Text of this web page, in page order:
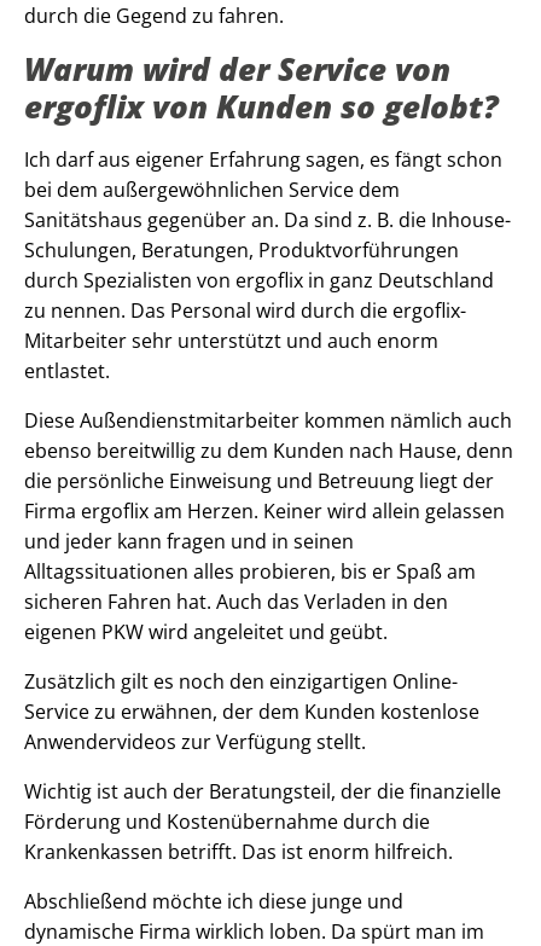
durch die Gegend zu fahren.
Warum wird der Service von
ergoflix von Kunden so gelobt?
Ich darf aus eigener Erfahrung sagen, es fängt schon
bei dem außergewöhnlichen Service dem
Sanitätshaus gegenüber an. Da sind z. B. die Inhouse-
Schulungen, Beratungen, Produktvorführungen
durch Spezialisten von ergoflix in ganz Deutschland
zu nennen. Das Personal wird durch die ergoflix-
Mitarbeiter sehr unterstützt und auch enorm
entlastet.
Diese Außendienstmitarbeiter kommen nämlich auch
ebenso bereitwillig zu dem Kunden nach Hause, denn
die persönliche Einweisung und Betreuung liegt der
Firma ergoflix am Herzen. Keiner wird allein gelassen
und jeder kann fragen und in seinen
Alltagssituationen alles probieren, bis er Spaß am
sicheren Fahren hat. Auch das Verladen in den
eigenen PKW wird angeleitet und geübt.
Zusätzlich gilt es noch den einzigartigen Online-
Service zu erwähnen, der dem Kunden kostenlose
Anwendervideos zur Verfügung stellt.
Wichtig ist auch der Beratungsteil, der die finanzielle
Förderung und Kostenübernahme durch die
Krankenkassen betrifft. Das ist enorm hilfreich.
Abschließend möchte ich diese junge und
dynamische Firma wirklich loben. Da spürt man im